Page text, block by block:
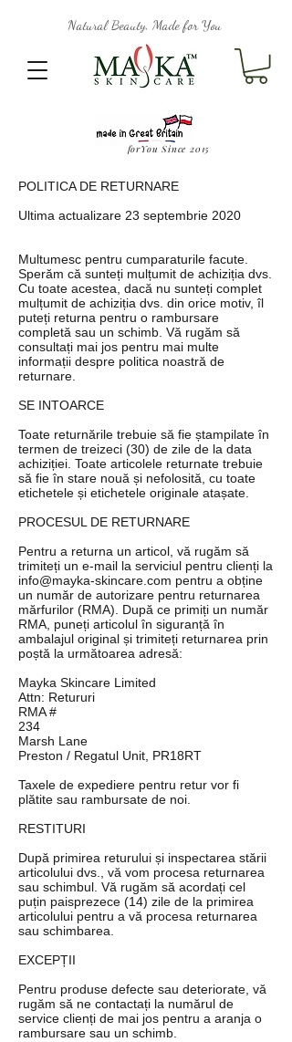
forYou Since 2015
Natural Beauty, Made for You
POLITICA DE RETURNARE
Ultima actualizare 23 septembrie 2020
Multumesc pentru cumparaturile facute.
Sperăm că sunteți mulțumit de achiziția dvs.
Cu toate acestea, dacă nu sunteți complet
mulțumit de achiziția dvs. din orice motiv, îl
puteți returna pentru o rambursare
completă sau un schimb. Vă rugăm să
consultați mai jos pentru mai multe
informații despre politica noastră de
returnare.
SE INTOARCE
Toate returnările trebuie să fie ștampilate în
termen de treizeci (30) de zile de la data
achiziției. Toate articolele returnate trebuie
să fie în stare nouă și nefolosită, cu toate
etichetele și etichetele originale atașate.
PROCESUL DE RETURNARE
Pentru a returna un articol, vă rugăm să
trimiteți un e-mail la serviciul pentru clienți la
info@mayka-skincare.com pentru a obține
un număr de autorizare pentru returnarea
mărfurilor (RMA). După ce primiți un număr
RMA, puneți articolul în siguranță în
ambalajul original și trimiteți returnarea prin
poștă la următoarea adresă:
Mayka Skincare Limited
Attn: Retururi
RMA #
234
Marsh Lane
Preston / Regatul Unit, PR18RT
Taxele de expediere pentru retur vor fi
plătite sau rambursate de noi.
RESTITURI
După primirea returului și inspectarea stării
articolului dvs., vă vom procesa returnarea
sau schimbul. Vă rugăm să acordați cel
puțin paisprezece (14) zile de la primirea
articolului pentru a vă procesa returnarea
sau schimbarea.
EXCEPȚII
Pentru produse defecte sau deteriorate, vă
rugăm să ne contactați la numărul de
service clienți de mai jos pentru a aranja o
rambursare sau un schimb.